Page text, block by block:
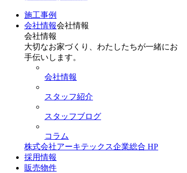
施工事例
会社情報会社情報
会社情報
大切なお家づくり、わたしたちが一緒にお
手伝いします。
会社情報
スタッフ紹介
スタッフブログ
コラム
株式会社アーキテックス企業総合 HP
採用情報
販売物件